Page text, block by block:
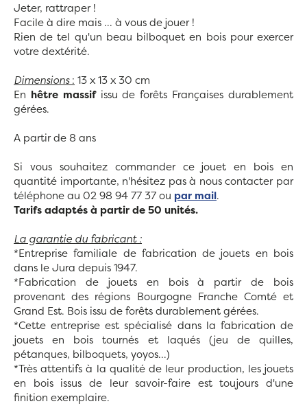
Jeter, rattraper !
Facile à dire mais ... à vous de jouer !
Rien de tel qu'un beau bilboquet en bois pour exercer
votre dextérité.
Dimensions: 13 x 13 x 30 cm
En hêtre massif issu de forêts Françaises durablement
gérées.
A partir de 8 ans
Si vous souhaitez commander ce jouet en bois en
quantité importante, n'hésitez pas à nous contacter par
téléphone au 02 98 94 77 37 ou par mail.
Tarifs adaptés à partir de 50 unités.
La garantie du fabricant :
*Entreprise familiale de fabrication de jouets en bois
dans le Jura depuis 1947.
*Fabrication de jouets en bois à partir de bois
provenantdes régions Bourgogne Franche Comté et
Grand Est. Bois issu de forêts durablement gérées.
*Cette entreprise est spécialisé dans la fabrication de
jouets en bois tournés et laqués (jeu de quilles,
pétanques, bilboquets, yoyos...)
*Très attentifs à la qualité de leur production, les jouets
en bois issus de leur savoir-faire est toujours d'une
finition exemplaire.